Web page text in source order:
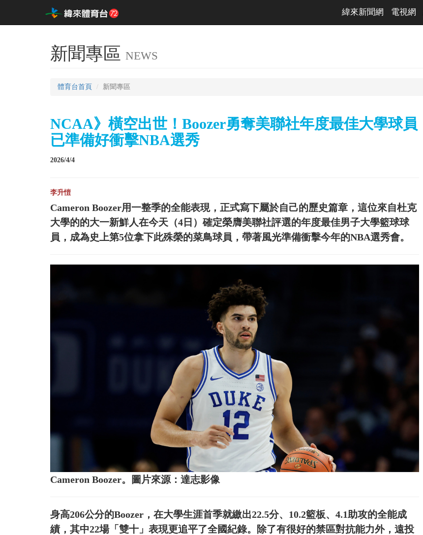
緯來新聞網 電視網
新聞專區 NEWS
體育台首頁 新聞專區
NCAA》橫空出世！Boozer勇奪美聯社年度最佳大學球員
已準備好衝擊NBA選秀
2026/4/4
李升愷
Cameron Boozer用一整季的全能表現，正式寫下屬於自己的歷史篇章，這位來自杜克
大學的的大一新鮮人在今天（4日）確定榮膺美聯社評選的年度最佳男子大學籃球球
員，成為史上第5位拿下此殊榮的菜鳥球員，帶著風光準備衝擊今年的NBA選秀會。
Cameron Boozer。圖片來源：達志影像
身高206公分的Boozer，在大學生涯首季就繳出22.5分、10.2籃板、4.1助攻的全能成
績，其中22場「雙十」表現更追平了全國紀錄。除了有很好的禁區對抗能力外，遠投